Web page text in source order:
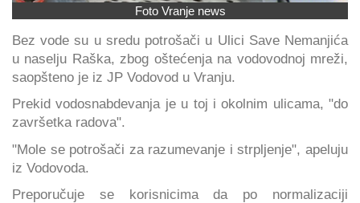
Foto Vranje news
Bez vode su u sredu potrošači u Ulici Save Nemanjića
u naselju Raška, zbog oštećenja na vodovodnoj mreži,
saopšteno je iz JP Vodovod u Vranju.
Prekid vodosnabdevanja je u toj i okolnim ulicama, "do
završetka radova".
"Mole se potrošači za razumevanje i strpljenje", apeluju
iz Vodovoda.
Preporučuje se korisnicima da po normalizaciji